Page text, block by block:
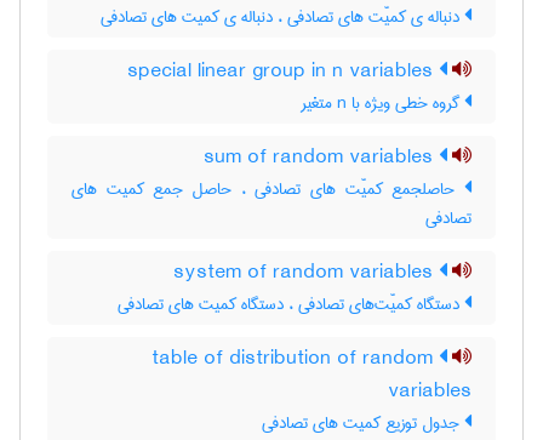
دنباله ی کمیّت های تصادفی ، دنباله ی کمیت های تصادفی
گروه خطی ویژه با n متغیر
حاصلجمع کمیّت های تصادفی ، حاصل جمع کمیت های
تصادفی
دستگاه کمیّت‌های تصادفی ، دستگاه کمیت های تصادفی
table of distribution of random
variables
جدول توزیع کمیت های تصادفی